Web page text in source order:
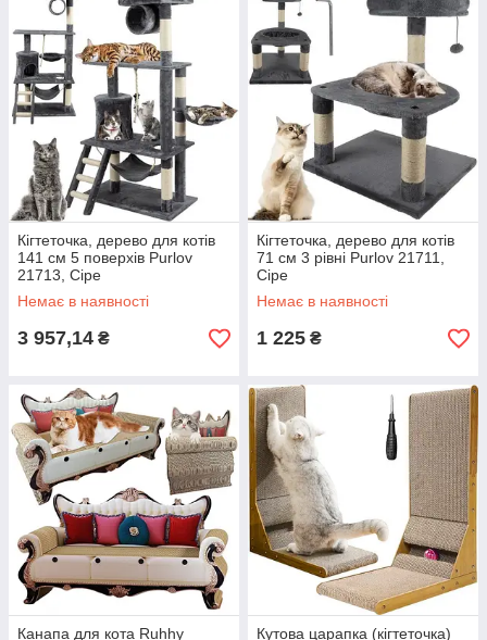
Кігтеточка, дерево для котів
141 см 5 поверхів Purlov
21713, Сіре
Немає в наявності
3 957,14 ₴
Кігтеточка, дерево для котів
71 см 3 рівні Purlov 21711,
Сіре
Немає в наявності
1 225 ₴
Канапа для кота Ruhhy
Кутова царапка (кігтеточка)